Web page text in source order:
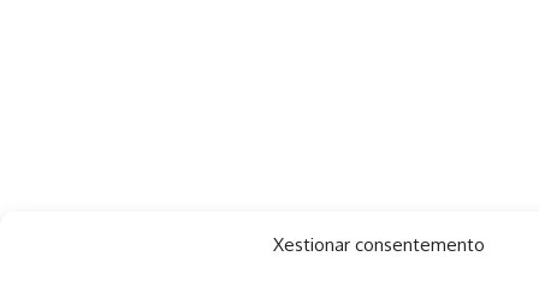
Xestionar consentemento